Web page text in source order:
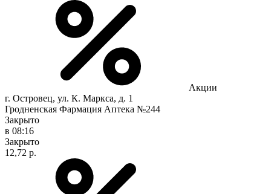
Акции
г. Островец, ул. К. Маркса, д. 1
Гродненская Фармация Аптека №244
Закрыто
в 08:16
Закрыто
12,72 р.